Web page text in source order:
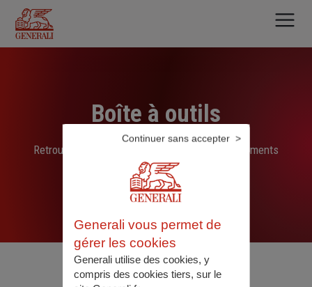
contenu
principal
Boîte à outils
Retrouvez ici les liens, N° de téléphone et documents
sélectionnés par nos soins
Generali vous permet de
gérer les cookies
Generali utilise des cookies, y
compris des cookies tiers, sur le
Continuer sans accepter